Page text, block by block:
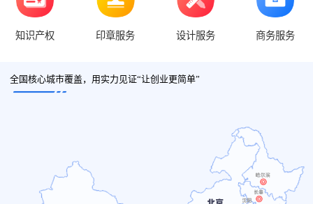
知识产权 印章服务 设计服务 商务服务
全国核心城市覆盖，用实力见证“让创业更简单”